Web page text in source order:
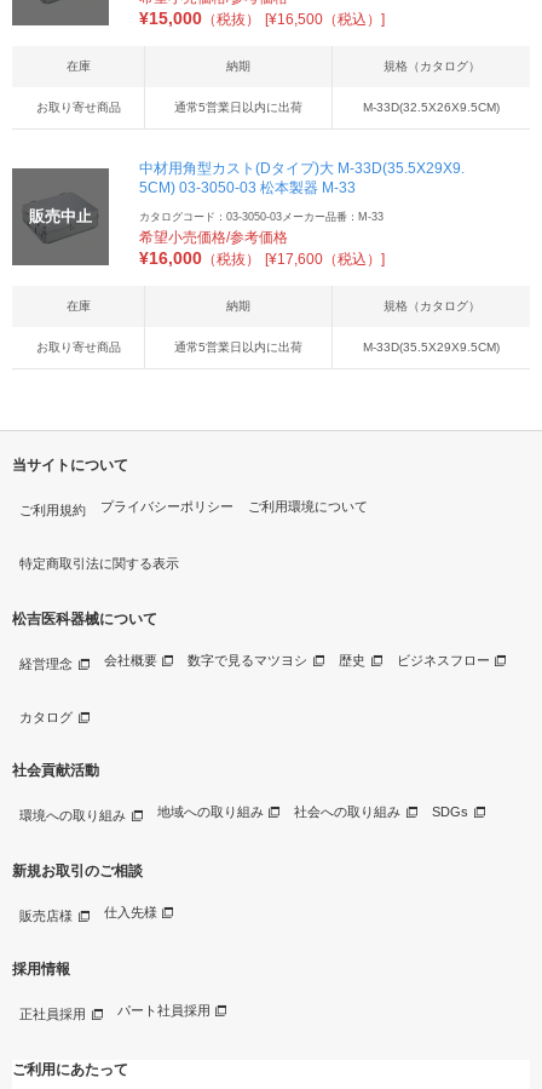
¥15,000 （税抜） [¥16,500（税込）]
在庫 納期 規格（カタログ）
お取り寄せ商品 通常5営業日以内に出荷 M-33D(32.5X26X9.5CM)
販売中止
中材用角型カスト(Dタイプ)大 M-33D(35.5X29X9.
5CM) 03-3050-03 松本製器 M-33
カタログコード：03-3050-03メーカー品番：M-33
希望小売価格/参考価格
¥16,000 （税抜） [¥17,600（税込）]
在庫 納期 規格（カタログ）
お取り寄せ商品 通常5営業日以内に出荷 M-33D(35.5X29X9.5CM)
当サイトについて
ご利用規約 プライバシーポリシー ご利用環境について
特定商取引法に関する表示
松吉医科器械について
経営理念 会社概要 数字で見るマツヨシ 歴史 ビジネスフロー
カタログ
社会貢献活動
環境への取り組み 地域への取り組み 社会への取り組み SDGs
新規お取引のご相談
販売店様 仕入先様
採用情報
正社員採用 パート社員採用
ご利用にあたって